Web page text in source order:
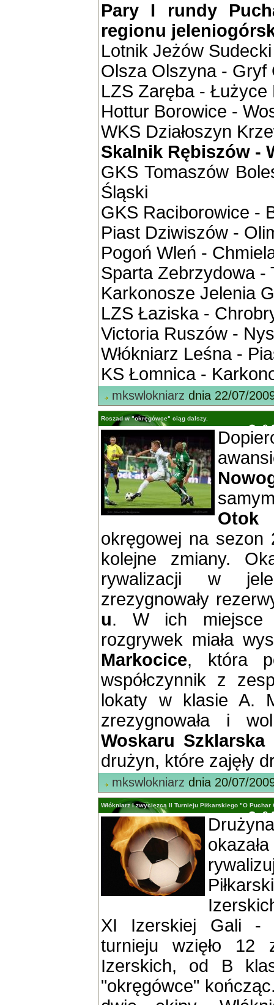
Pary I rundy
regionu
Lotnik Jeżów
Olsza Olszyna - Gryf
LZS Zaręba - Łużyce
Hottur Borowice -
WKS Działoszyn
Skalnik Rębiszów -
GKS Tomaszów
Śląski
GKS Raciborowice -
Piast Dziwiszów -
Pogoń Wleń -
Sparta Zebrzydowa -
Karkonosze Jelenia
LZS Łaziska -
Victoria Ruszów -
Włókniarz Leśna -
KS Łomnica -
mkswlokniarz dnia 22/07/
Roszad w "okręgówce" ciąg dalszy.
Otok
okręgowej na sezon
kolejne zmiany.
rywalizacji w
zrezygnowały
u. W ich miejsce
rozgrywek miała
Markocice, która
współczynnik z
lokaty w klasie A.
zrezygnowała i
Woskaru Szklarska
drużyn, które zajęły
mkswlokniarz dnia 20/07/
Włókniarz I zwycięzcą II Turnieju Piłkarskiego "O
XI Izerskiej Gali -
turnieju wzięło 12
Izerskich, od B
"okręgówce"